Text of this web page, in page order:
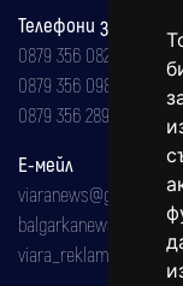
Телефони за
0879 356 082
0879 356 098
0879 356 289
Е-мейл
viaranews@gmail.com
viara_reklama@mail.bg